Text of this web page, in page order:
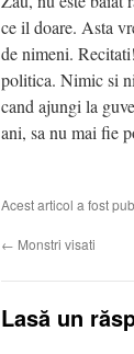
ce il doare. Asta
de nimeni.
politica. Nimic si
cand ajungi la
ani, sa nu mai fie
Acest articol a fost
← Monstri visati
Lasă un